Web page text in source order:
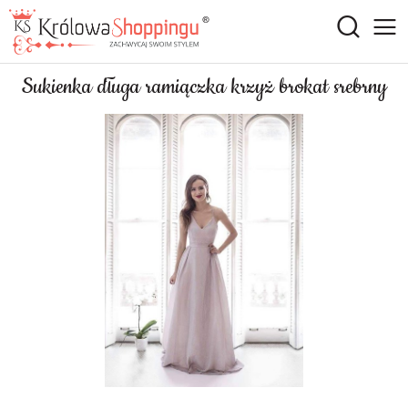
Sukienka długa ramiączka krzyż brokat srebrny